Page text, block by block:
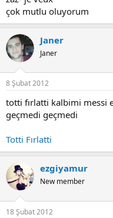
çok mutlu oluyorum
Janer
Janer
8 Şubat 2012
totti fırlatti kalbimi messi
geçmedi geçmedi
Totti Fırlatti
ezgiyamur
New member
18 Şubat 2012